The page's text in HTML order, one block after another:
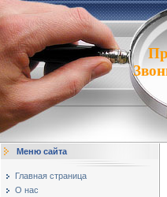
Меню сайта
Главная страница
О нас